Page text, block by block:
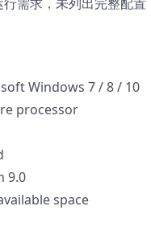
Windows 7 / 8 / 10
processor
9.0
space